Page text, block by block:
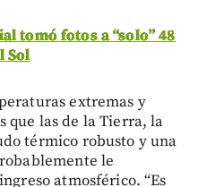
tomó fotos a “solo” 48
Sol
extremas y
que las de la Tierra, la
térmico robusto y una
le
atmosférico. “Es